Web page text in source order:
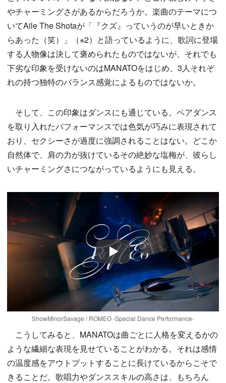
やチャーミングさがあるからだろうか。楽曲のテーマにつ
いてAile The Shotaが「『クズ』っていうのが早いときか
らあった（笑）」（※2）と語っているように、歌詞に登場
する人物像は決して褒められたものではないが、それでも
下劣な印象を受けないのはMANATOをはじめ、3人それぞ
れの持つ独特のバランス感覚によるものではないか。
そして、この印象はダンスにも通じている。ペアダンス
を取り入れたパフォーマンスでは色気が巧みに表現されて
おり、セクシーさが過度に強調されることはない。どこか
自然体で、肩の力が抜けているその絶妙な塩梅が、彼らし
いチャーミングさにつながっているようにも見える。
Play
ShowMinorSavage / ROMEO -Special Dance Performance-
こうしてみると、MANATOは曲ごとに人格を変えるかの
ような繊細な表現を見せていることがわかる。それは感情
の温度感をアウトプットすることに長けているからこそで
きることだ。歌唱力やダンススキルの高さは、もちろん